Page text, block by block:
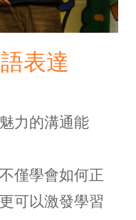
表達
力的溝通能
僅學會如何正
可以激發學習